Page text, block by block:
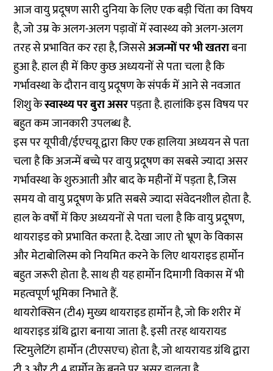
आज वायु प्रदूषण सारी दुनिया के लिए एक बड़ी चिंता का विषय
है, जो उम्र के अलग-अलग पड़ावों में स्वास्थ्य को अलग-अलग
तरह से प्रभावित कर रहा है, जिससेअजन्मों पर भी खतराबना
हुआ है. हाल ही में किए कुछ अध्ययनों से पता चला है कि
गर्भावस्था के दौरान वायु प्रदूषण के संपर्क में आने से नवजात
शिशु केस्वास्थ्य पर बुरा असरपड़ता है. हालांकि इस विषय पर
बहुत कम जानकारी उपलब्ध है.
इस पर यूपीवी/ईएचयू द्वारा किए एक हालिया अध्ययन से पता
चला है कि अजन्में बच्चे पर वायु प्रदूषण का सबसे ज्यादा असर
गर्भावस्था के शुरुआती और बाद के महीनों में पड़ता है, जिस
समय वो वायु प्रदूषण के प्रति सबसे ज्यादा संवेदनशील होता है.
हाल के वर्षों में किए अध्ययनों से पता चला है कि वायु प्रदूषण,
थायराइड को प्रभावित करता है. देखा जाए तो भ्रूण के विकास
और मेटाबोलिस्म को नियमित करने के लिए थायराइड हार्मोन
बहुत जरूरी होता है. साथ ही यह हार्मोन दिमागी विकास में भी
महत्वपूर्ण भूमिका निभाते हैं.
थायरोक्सिन (टी4) मुख्य थायराइड हार्मोन है, जो कि शरीर में
थायराइड ग्रंथि द्वारा बनाया जाता है. इसी तरह थायरायड
स्टिमुलेटिंग हार्मोन (टीएसएच) होता है, जो थायरायड ग्रंथि द्वारा